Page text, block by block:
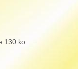
130 ko